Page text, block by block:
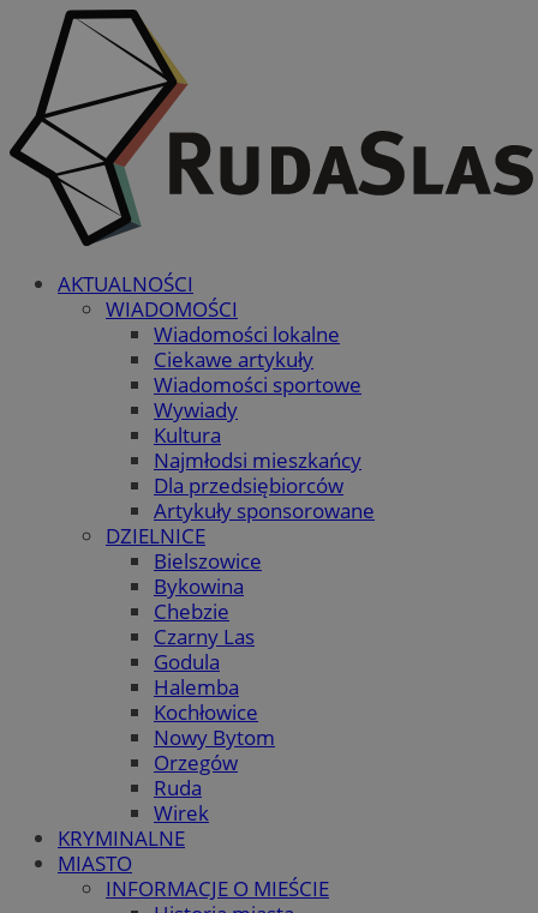
AKTUALNOŚCI
WIADOMOŚCI
Wiadomości lokalne
Ciekawe artykuły
Wiadomości sportowe
Wywiady
Kultura
Najmłodsi mieszkańcy
Dla przedsiębiorców
Artykuły sponsorowane
DZIELNICE
Bielszowice
Bykowina
Chebzie
Czarny Las
Godula
Halemba
Kochłowice
Nowy Bytom
Orzegów
Ruda
Wirek
KRYMINALNE
MIASTO
INFORMACJE O MIEŚCIE